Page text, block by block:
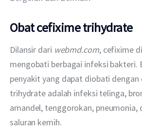
Obat cefixime trihydrate
Dilansir dari webmd.com, cefixime
mengobati berbagai infeksi bakteri.
penyakit yang dapat diobati dengan
trihydrate adalah infeksi telinga,
amandel, tenggorokan, pneumonia,
saluran kemih.